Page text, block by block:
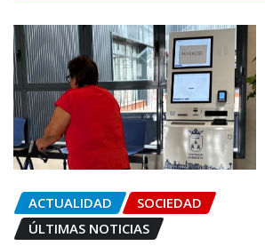
ACTUALIDAD
SOCIEDAD
ÚLTIMAS NOTICIAS